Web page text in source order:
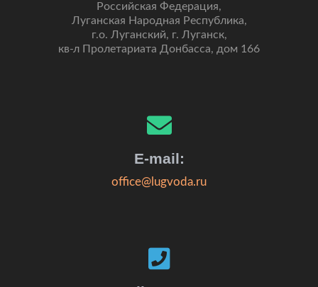
Российская Федерация,
Луганская Народная Республика,
г.о. Луганский, г. Луганск,
кв-л Пролетариата Донбасса, дом 166
E-mail:
office@lugvoda.ru